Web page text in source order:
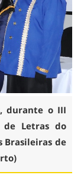
durante o III
de Letras do
Brasileiras de